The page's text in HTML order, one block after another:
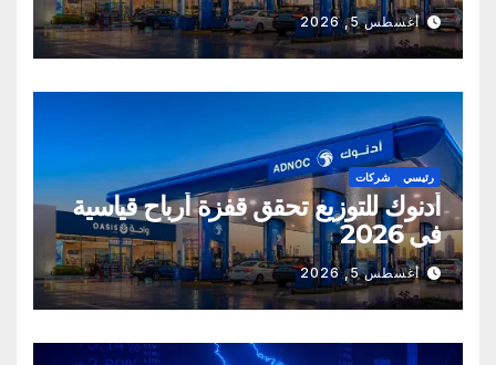
أغسطس 5, 2026
رئيسي شركات
أدنوك للتوزيع تحقق قفزة أرباح قياسية
في 2026
أغسطس 5, 2026